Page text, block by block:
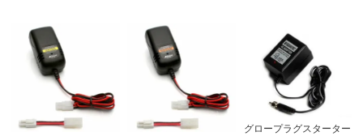
グロープラグスターター